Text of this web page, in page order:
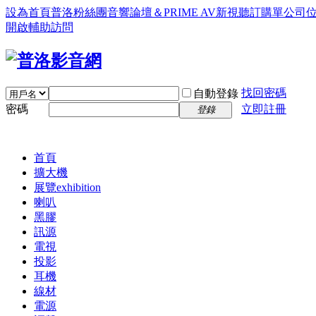
設為首頁普洛粉絲團音響論壇＆PRIME AV新視聽訂購單公司
開啟輔助訪問
自動登錄 找回密碼
密碼
登錄 立即註冊
首頁
擴大機
展覽exhibition
喇叭
黑膠
訊源
電視
投影
耳機
線材
電源